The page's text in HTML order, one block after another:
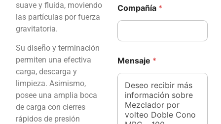
suave y fluida, moviendo
las partículas por fuerza
gravitatoria.
Su diseño y terminación
permiten una efectiva
carga, descarga y
limpieza. Asimismo,
posee una amplia boca
de carga con cierres
rápidos de presión
l
e
t
ó
n
i
Compañía *
Mensaje *